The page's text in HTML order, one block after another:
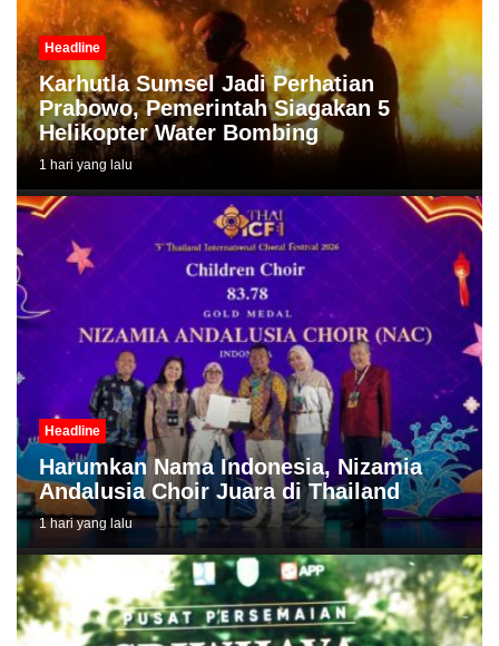
Headline
Karhutla Sumsel Jadi Perhatian
Prabowo, Pemerintah Siagakan 5
Helikopter Water Bombing
1 hari yang lalu
Headline
Harumkan Nama Indonesia, Nizamia
Andalusia Choir Juara di Thailand
1 hari yang lalu